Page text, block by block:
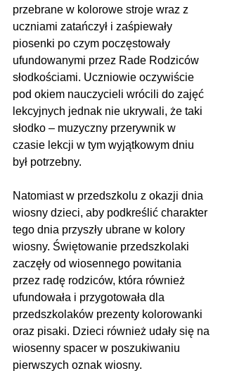
przebrane w kolorowe stroje wraz z
uczniami zatańczył i zaśpiewały
piosenki po czym poczęstowały
ufundowanymi przez Rade Rodziców
słodkościami. Uczniowie oczywiście
pod okiem nauczycieli wrócili do zajęć
lekcyjnych jednak nie ukrywali, że taki
słodko – muzyczny przerywnik w
czasie lekcji w tym wyjątkowym dniu
był potrzebny.
Natomiast w przedszkolu z okazji dnia
wiosny dzieci, aby podkreślić charakter
tego dnia przyszły ubrane w kolory
wiosny. Świętowanie przedszkolaki
zaczęły od wiosennego powitania
przez radę rodziców, która również
ufundowała i przygotowała dla
przedszkolaków prezenty kolorowanki
oraz pisaki. Dzieci również udały się na
wiosenny spacer w poszukiwaniu
pierwszych oznak wiosny.